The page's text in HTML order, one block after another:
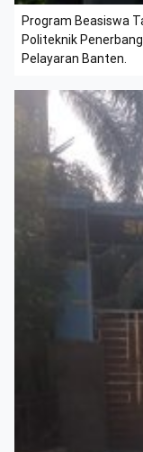
Program Beasiswa
Politeknik
Pelayaran Banten.